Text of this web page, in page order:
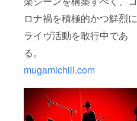
ロナ禍を積極的かつ鮮烈に
ライヴ活動を敢行中であ
る。
mugamichill.com